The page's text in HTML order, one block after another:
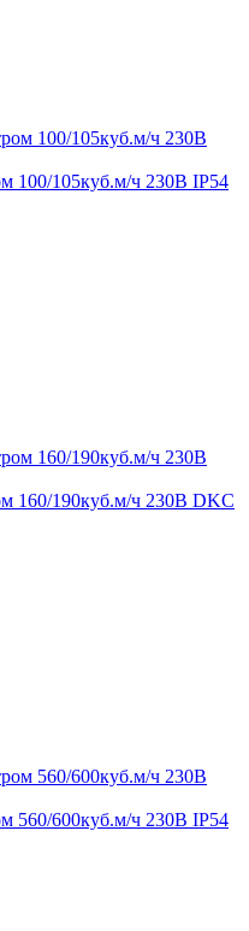
100/105куб.м/ч 230В IP54
160/190куб.м/ч 230В DKC
560/600куб.м/ч 230В IP54